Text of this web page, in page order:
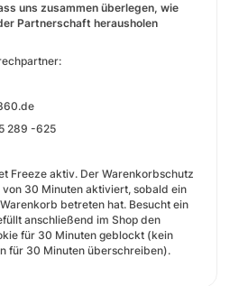
uns zusammen überlegen, wie
Partnerschaft herausholen
289 -625
Freeze aktiv. Der Warenkorbschutz
30 Minuten aktiviert, sobald ein
betreten hat. Besucht ein
anschließend im Shop den
für 30 Minuten geblockt (kein
für 30 Minuten überschreiben).